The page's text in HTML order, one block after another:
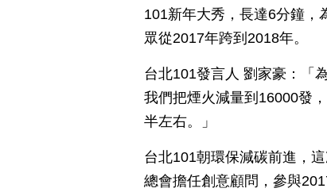
101新年大秀，長達6分鐘，
眾從2017年跨到2018年。
台北101發言人 劉家豪：「
我們把煙火減量到16000發
半左右。」
台北101朝環保減碳前進，
總會擔任創意顧問，參與